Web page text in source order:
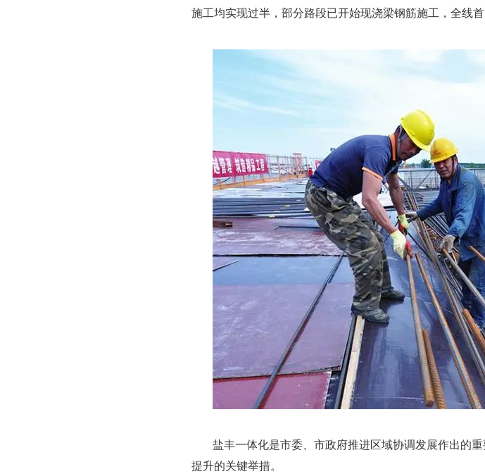
施工均实现过半，部分路段已开始现浇梁钢筋施工，全线
盐丰一体化是市委、市政府推进区域协调发展作出的
提升的关键举措。